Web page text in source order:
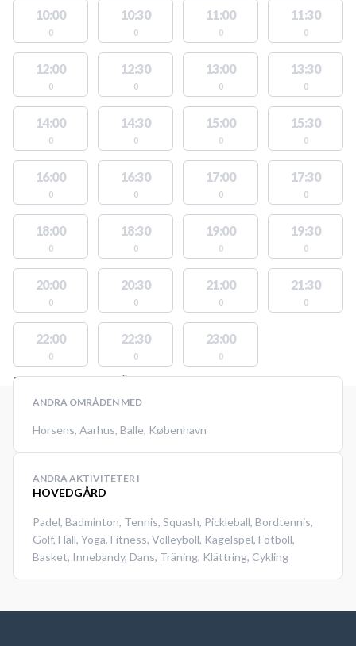
10:00
0
10:30
0
11:00
0
11:30
0
12:00
0
12:30
0
13:00
0
13:30
0
14:00
0
14:30
0
15:00
0
15:30
0
16:00
0
16:30
0
17:00
0
17:30
0
18:00
0
18:30
0
19:00
0
19:30
0
20:00
0
20:30
0
21:00
0
21:30
0
22:00
0
22:30
0
23:00
0
PLATSER MED TILLGÄNGLIGA AKTIVITETER
ANDRA OMRÅDEN MED
Horsens, Aarhus, Balle, København
ANDRA AKTIVITETER I
HOVEDGÅRD
Padel, Badminton, Tennis, Squash, Pickleball, Bordtennis,
Golf, Hall, Yoga, Fitness, Volleyboll, Kägelspel, Fotboll,
Basket, Innebandy, Dans, Träning, Klättring, Cykling